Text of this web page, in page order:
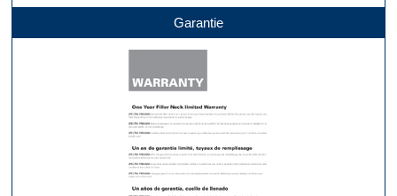
Garantie